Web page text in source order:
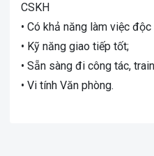
CSKH
• Có khả năng làm việc
• Kỹ năng giao tiếp tốt;
• Sẵn sàng đi công tác,
• Vi tính Văn phòng.